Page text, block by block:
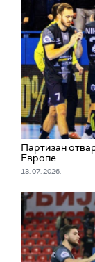
Партизан
Европе
13. 07. 2026.